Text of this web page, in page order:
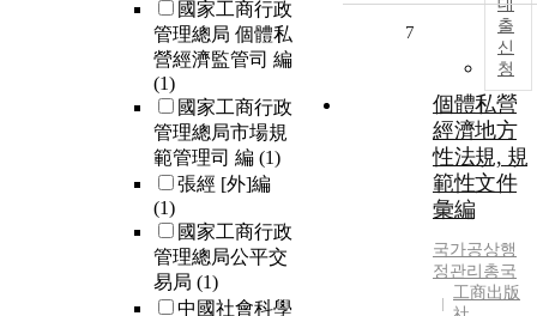
國家工商行政
管理總局 個體私
營經濟監管司 編
(1)
國家工商行政
管理總局市場規
範管理司 編 (1)
張經 [外]編
(1)
國家工商行政
管理總局公平交
易局 (1)
中國社會科學
대
출
신
청
7
個體私營
經濟地方
性法規, 規
範性文件
彙編
국가공상행
정관리총국
工商出版